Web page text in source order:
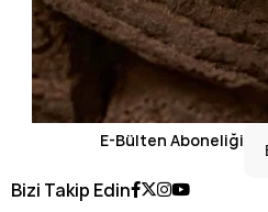
E-Bülten Aboneliği
Bizi Takip Edin